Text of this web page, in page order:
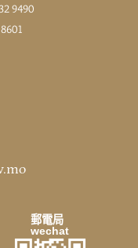
郵電局
wechat
9490